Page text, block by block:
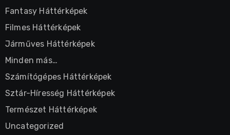
Fantasy Háttérképek
Filmes Háttérképek
Járműves Háttérképek
Minden más…
Számítógépes Háttérképek
Sztár-Híresség Háttérképek
Természet Háttérképek
Uncategorized